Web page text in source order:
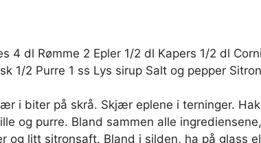
4 dl Rømme 2 Epler 1/2 dl Kapers 1/2 dl
1/2 Purre 1 ss Lys sirup Salt og pepper
i biter på skrå. Skjær eplene i terninger.
og purre. Bland sammen alle
og litt sitronsaft. Bland i silden, ha på glass